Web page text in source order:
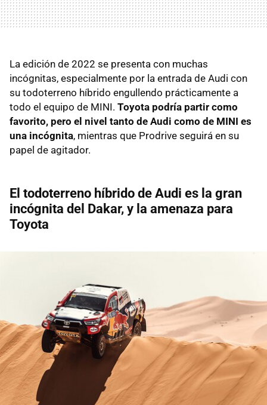
La edición de 2022 se presenta con muchas
incógnitas, especialmente por la entrada de Audi con
su todoterreno híbrido engullendo prácticamente a
todo el equipo de MINI. Toyota podría partir como
favorito, pero el nivel tanto de Audi como de MINI es
una incógnita, mientras que Prodrive seguirá en su
papel de agitador.
El todoterreno híbrido de Audi es la gran
incógnita del Dakar, y la amenaza para
Toyota